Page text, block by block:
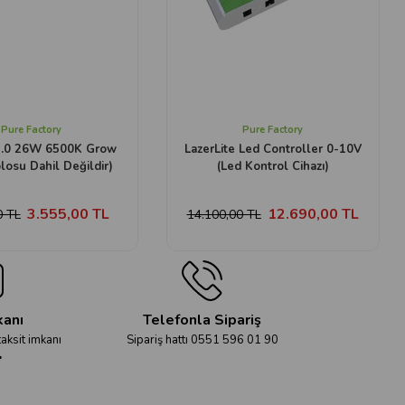
Pure Factory
26W 6500K Grow
Dahil Değildir)
3.555,00 TL
TL
Pure Factory
LazerLite Led Controller 0-10V
(Led Kontrol Cihazı)
12.690,00 TL
14.100,00 TL
imkanı
Telefonla Sipariş
Sipariş hattı 0551 596 01 90